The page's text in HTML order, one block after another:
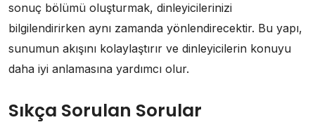
sonuç bölümü oluşturmak, dinleyicilerinizi
bilgilendirirken aynı zamanda yönlendirecektir. Bu yapı,
sunumun akışını kolaylaştırır ve dinleyicilerin konuyu
daha iyi anlamasına yardımcı olur.
Sıkça Sorulan Sorular